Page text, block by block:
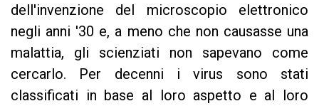
dell'invenzione del microscopio elettronico
negli anni '30 e, a meno che non causasse una
malattia, gli scienziati non sapevano come
cercarlo. Per decenni i virus sono stati
classificati in base al loro aspetto e al loro